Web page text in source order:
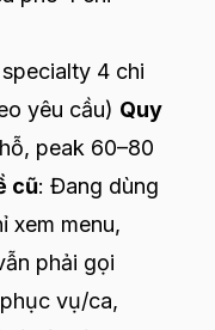
4 chi
yêu cầu) Quy
peak 60–80
cũ: Đang dùng
xem menu,
phải gọi
vụ/ca,